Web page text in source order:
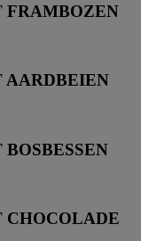
FRAMBOZEN
AARDBEIEN
CHOCOLADE